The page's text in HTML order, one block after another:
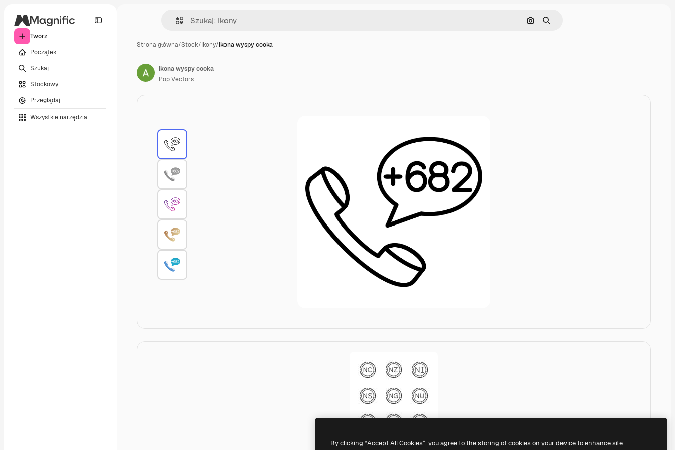
Twórz
Początek
Szukaj
Stockowy
Przeglądaj
Wszystkie narzędzia
Szukaj według obrazu
Szukaj
Strona główna/Stock/Ikony/Ikona wyspy cooka
Generic black outline
Ikona wyspy cooka
Pop Vectors
By clicking “Accept All Cookies”, you agree to the storing of cookies on your device to enhance site